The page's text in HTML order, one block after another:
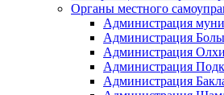
Органы местного
Администрация
Администрация
Администрация
Администрация
Администрация